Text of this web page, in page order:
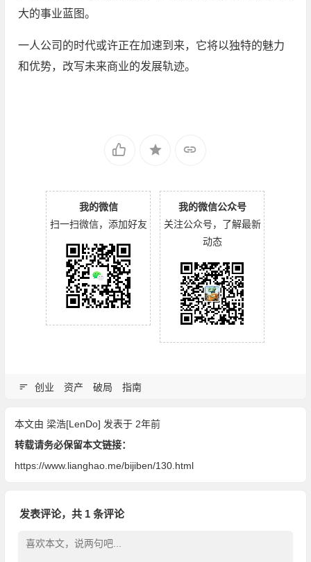
大的事业蓝图。
一人公司的时代或许正在加速到来，它将以独特的魅力
和优势，改写未来商业的发展轨迹。
我的微信
扫一扫微信，添加好友
我的微信公众号
关注公众号，了解最新
动态
创业 资产 破局 指南
本文由 梁浩[LenDo] 发表于 2年前
转载请务必保留本文链接：
https://www.lianghao.me/bijiben/130.html
发表评论，共 1 条评论